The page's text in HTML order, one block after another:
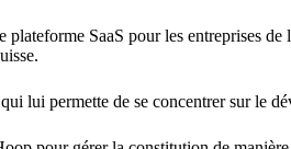
SaaS pour les entreprises
lui permette de se concentrer sur le